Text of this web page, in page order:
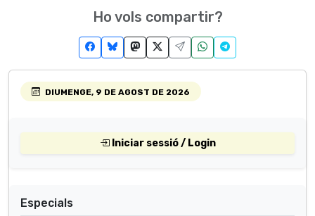
Ho vols compartir?
DIUMENGE, 9 DE AGOST DE 2026
Iniciar sessió / Login
Especials